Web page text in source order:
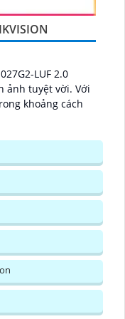
LUF 2.0
tuyệt vời. Với
khoảng cách